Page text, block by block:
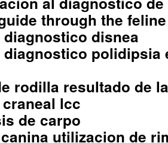
through the
disnea
polidipsia
rodilla resultado de
lcc
de carpo
utilizacion de